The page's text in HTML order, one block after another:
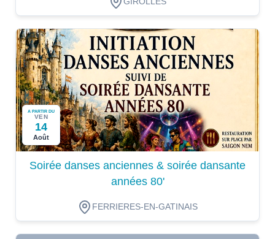
A PARTIR DU
VEN
14
Août
Soirée danses anciennes & soirée dansante
années 80'
FERRIERES-EN-GATINAIS